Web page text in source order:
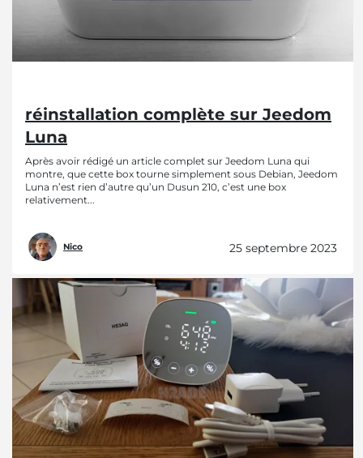
réinstallation complète sur Jeedom
Luna
Après avoir rédigé un article complet sur Jeedom Luna qui
montre, que cette box tourne simplement sous Debian, Jeedom
Luna n’est rien d’autre qu’un Dusun 210, c’est une box
relativement...
Nico 25 septembre 2023